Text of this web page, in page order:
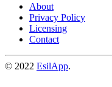
About
Privacy Policy
Licensing
Contact
© 2022 EsilApp.